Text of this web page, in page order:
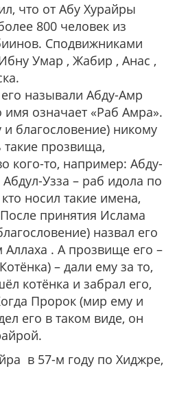
что от Абу Хурайры
800 человек из
Сподвижниками
Умар , Жабир , Анас ,
называли Абду-Амр
означает «Раб Амра».
благословение) никому
прозвища,
кого-то, например: Абду-
Узза – раб идола по
носил такие имена,
принятия Ислама
назвал его
. А прозвище его –
– дали ему за то,
котёнка и забрал его,
Пророк (мир ему и
его в таком виде, он
в 57-м году по Хиджре,